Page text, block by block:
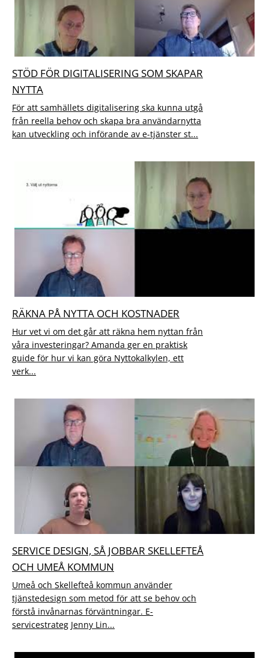
STÖD FÖR DIGITALISERING SOM SKAPAR
NYTTA
För att samhällets digitalisering ska kunna utgå
från reella behov och skapa bra användarnytta
kan utveckling och införande av e-tjänster st...
RÄKNA PÅ NYTTA OCH KOSTNADER
Hur vet vi om det går att räkna hem nyttan från
våra investeringar? Amanda ger en praktisk
guide för hur vi kan göra Nyttokalkylen, ett
verk...
SERVICE DESIGN, SÅ JOBBAR SKELLEFTEÅ
OCH UMEÅ KOMMUN
Umeå och Skellefteå kommun använder
tjänstedesign som metod för att se behov och
förstå invånarnas förväntningar. E-
servicestrateg Jenny Lin...